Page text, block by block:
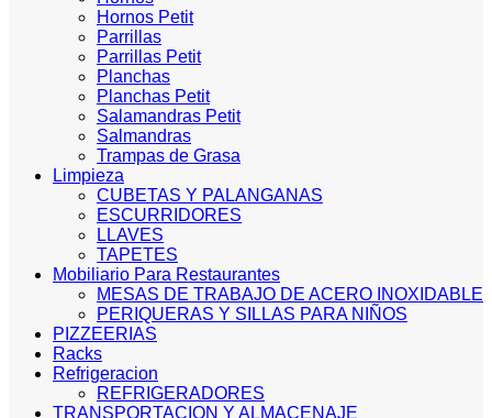
Hornos Petit
Parrillas
Parrillas Petit
Planchas
Planchas Petit
Salamandras Petit
Salmandras
Trampas de Grasa
Limpieza
CUBETAS Y PALANGANAS
ESCURRIDORES
LLAVES
TAPETES
Mobiliario Para Restaurantes
MESAS DE TRABAJO DE ACERO INOXIDABLE
PERIQUERAS Y SILLAS PARA NIÑOS
PIZZEERIAS
Racks
Refrigeracion
REFRIGERADORES
TRANSPORTACION Y ALMACENAJE